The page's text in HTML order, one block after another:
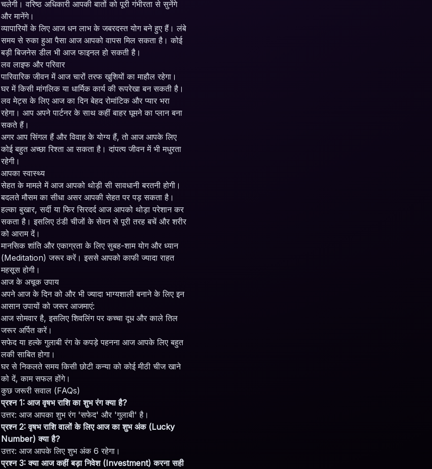
चलेगी। वरिष्ठ अधिकारी आपकी बातों को पूरी गंभीरता से सुनेंगे
और मानेंगे।
व्यापारियों के लिए आज धन लाभ के जबरदस्त योग बने हुए हैं। लंबे
समय से रुका हुआ पैसा आज आपको वापस मिल सकता है। कोई
बड़ी बिजनेस डील भी आज फाइनल हो सकती है।
लव लाइफ और परिवार
पारिवारिक जीवन में आज चारों तरफ खुशियों का माहौल रहेगा।
घर में किसी मांगलिक या धार्मिक कार्य की रूपरेखा बन सकती है।
लव मेट्स के लिए आज का दिन बेहद रोमांटिक और प्यार भरा
रहेगा। आप अपने पार्टनर के साथ कहीं बाहर घूमने का प्लान बना
सकते हैं।
अगर आप सिंगल हैं और विवाह के योग्य हैं, तो आज आपके लिए
कोई बहुत अच्छा रिश्ता आ सकता है। दांपत्य जीवन में भी मधुरता
रहेगी।
आपका स्वास्थ्य
सेहत के मामले में आज आपको थोड़ी सी सावधानी बरतनी होगी।
बदलते मौसम का सीधा असर आपकी सेहत पर पड़ सकता है।
हल्का बुखार, सर्दी या फिर सिरदर्द आज आपको थोड़ा परेशान कर
सकता है। इसलिए ठंडी चीजों के सेवन से पूरी तरह बचें और शरीर
को आराम दें।
मानसिक शांति और एकाग्रता के लिए सुबह-शाम योग और ध्यान
(Meditation) जरूर करें। इससे आपको काफी ज्यादा राहत
महसूस होगी।
आज के अचूक उपाय
अपने आज के दिन को और भी ज्यादा भाग्यशाली बनाने के लिए इन
आसान उपायों को जरूर आजमाएं:
आज सोमवार है, इसलिए शिवलिंग पर कच्चा दूध और काले तिल
जरूर अर्पित करें।
सफेद या हल्के गुलाबी रंग के कपड़े पहनना आज आपके लिए बहुत
लकी साबित होगा।
घर से निकलते समय किसी छोटी कन्या को कोई मीठी चीज खाने
को दें, काम सफल होंगे।
कुछ जरूरी सवाल (FAQs)
प्रश्न 1: आज वृषभ राशि का शुभ रंग क्या है?
उत्तर: आज आपका शुभ रंग 'सफेद' और 'गुलाबी' है।
प्रश्न 2: वृषभ राशि वालों के लिए आज का शुभ अंक (Lucky
Number) क्या है?
उत्तर: आज आपके लिए शुभ अंक 6 रहेगा।
प्रश्न 3: क्या आज कहीं बड़ा निवेश (Investment) करना सही